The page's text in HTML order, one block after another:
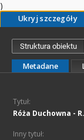
)
Ukryj szczegóły
Struktura obiektu
Metadane
Tytuł:
Róża Duchowna -
Inny tytuł: